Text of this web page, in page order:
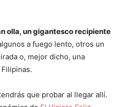
olla, un gigantesco recipiente
a fuego lento, otros un
o, mejor dicho, una
que probar al llegar allí.